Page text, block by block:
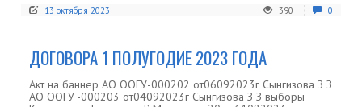
13 октября 2023
390 0
ДОГОВОРА 1 ПОЛУГОДИЕ 2023 ГОДА
Акт на баннер АО ООГУ-000202 от06092023г Сынгизова З З
АО ООГУ -000203 от04092023г Сынгизова З З выборы